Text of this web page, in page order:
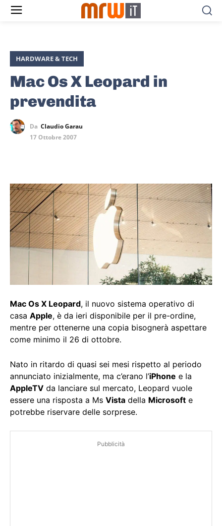
HARDWARE & TECH
Mac Os X Leopard in
prevendita
Da Claudio Garau
17 Ottobre 2007
Mac Os X Leopard, il nuovo sistema operativo di
casa Apple, è da ieri disponibile per il pre-ordine,
mentre per ottenerne una copia bisognerà aspettare
come minimo il 26 di ottobre.
Nato in ritardo di quasi sei mesi rispetto al periodo
annunciato inizialmente, ma c’erano l’iPhone e la
AppleTV da lanciare sul mercato, Leopard vuole
essere una risposta a Ms Vista della Microsoft e
potrebbe riservare delle sorprese.
Pubblicità